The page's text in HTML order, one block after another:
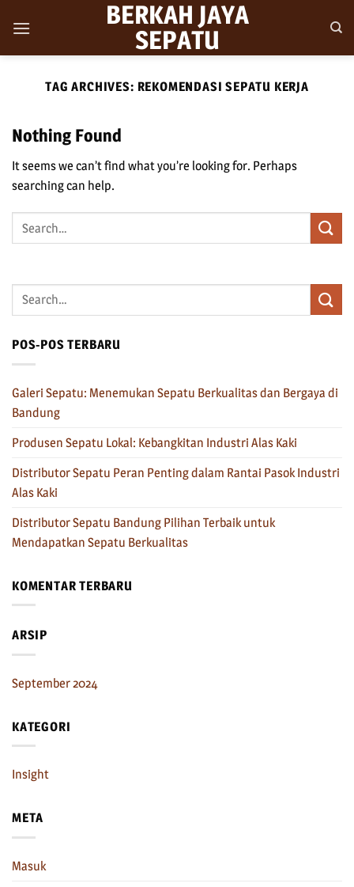
BERKAH JAYA
SEPATU
TAG ARCHIVES: REKOMENDASI SEPATU KERJA
Nothing Found
It seems we can’t find what you’re looking for. Perhaps
searching can help.
POS-POS TERBARU
Galeri Sepatu: Menemukan Sepatu Berkualitas dan Bergaya di
Bandung
Produsen Sepatu Lokal: Kebangkitan Industri Alas Kaki
Distributor Sepatu Peran Penting dalam Rantai Pasok Industri
Alas Kaki
Distributor Sepatu Bandung Pilihan Terbaik untuk
Mendapatkan Sepatu Berkualitas
KOMENTAR TERBARU
ARSIP
September 2024
KATEGORI
Insight
META
Masuk